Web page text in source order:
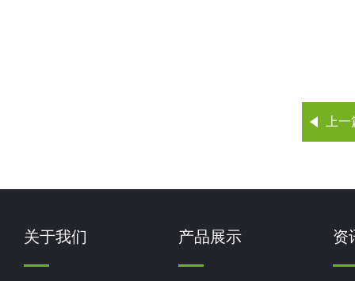
上
关于我们 产品展示 资